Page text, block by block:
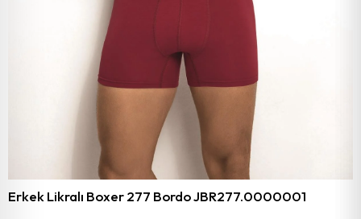
Erkek Likralı Boxer 277 Bordo JBR277.0000001